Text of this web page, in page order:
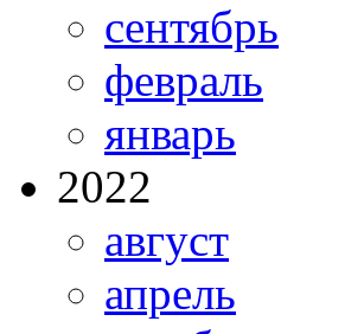
сентябрь
февраль
январь
2022
август
апрель